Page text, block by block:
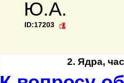
Ю.А.
ID:17203
2. Ядра,